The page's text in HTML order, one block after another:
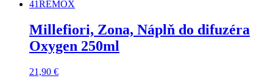
Millefiori, Zona, Náplň do difuzéra
Oxygen 250ml
21,90 €